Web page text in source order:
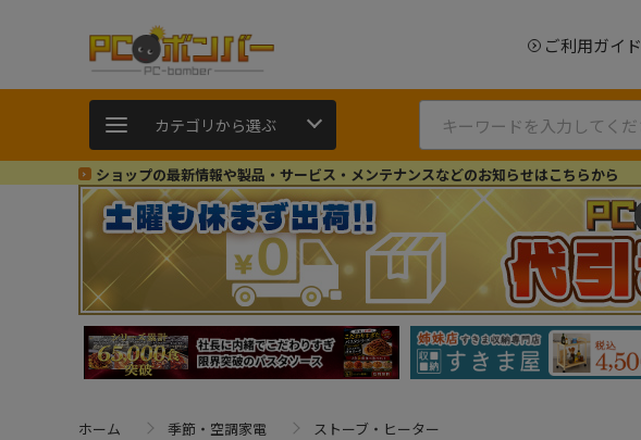
ご利用ガイド
カテゴリから選ぶ
ショップの最新情報や製品・サービス・メンテナンスなどのお知らせはこちらから
ホーム 季節・空調家電 ストーブ・ヒーター